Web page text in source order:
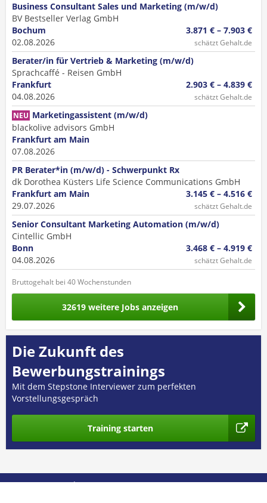
Business Consultant Sales und Marketing (m/w/d)
BV Bestseller Verlag GmbH
Bochum
02.08.2026
3.871 € – 7.903 €
schätzt Gehalt.de
Berater/in für Vertrieb & Marketing (m/w/d)
Sprachcaffé - Reisen GmbH
Frankfurt
04.08.2026
2.903 € – 4.839 €
schätzt Gehalt.de
NEU Marketingassistent (m/w/d)
blackolive advisors GmbH
Frankfurt am Main
07.08.2026
PR Berater*in (m/w/d) - Schwerpunkt Rx
dk Dorothea Küsters Life Science Communications GmbH
Frankfurt am Main
29.07.2026
3.145 € – 4.516 €
schätzt Gehalt.de
Senior Consultant Marketing Automation (m/w/d)
Cintellic GmbH
Bonn
04.08.2026
3.468 € – 4.919 €
schätzt Gehalt.de
Bruttogehalt bei 40 Wochenstunden
32619 weitere Jobs anzeigen
Die Zukunft des
Bewerbungstrainings
Mit dem Stepstone Interviewer zum perfekten
Vorstellungsgespräch
Training starten
© 2026 GEHALT.de